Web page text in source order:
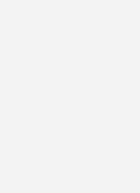
Tarife eine